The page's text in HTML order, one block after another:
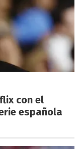
con el
española